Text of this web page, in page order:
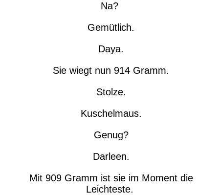
Na?
Gemütlich.
Daya.
Sie wiegt nun 914 Gramm.
Stolze.
Kuschelmaus.
Genug?
Darleen.
Mit 909 Gramm ist sie im Moment die
Leichteste.